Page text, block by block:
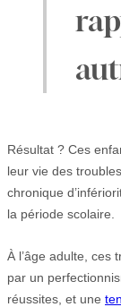
Résultat ? Ces
leur vie des
chronique
la période scolaire.
À l’âge adulte, ces
par un
réussites, et une